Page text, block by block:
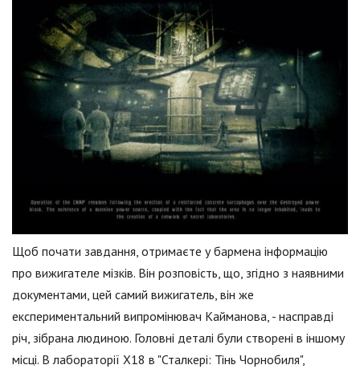
Щоб почати завдання, отримаєте у бармена інформацію
про вижигателе мізків. Він розповість, що, згідно з наявними
документами, цей самий вижигатель, він же
експериментальний випромінювач Кайманова, - насправді
річ, зібрана людиною. Головні деталі були створені в іншому
місці. В лабораторії X18 в "Сталкері: Тінь Чорнобиля",